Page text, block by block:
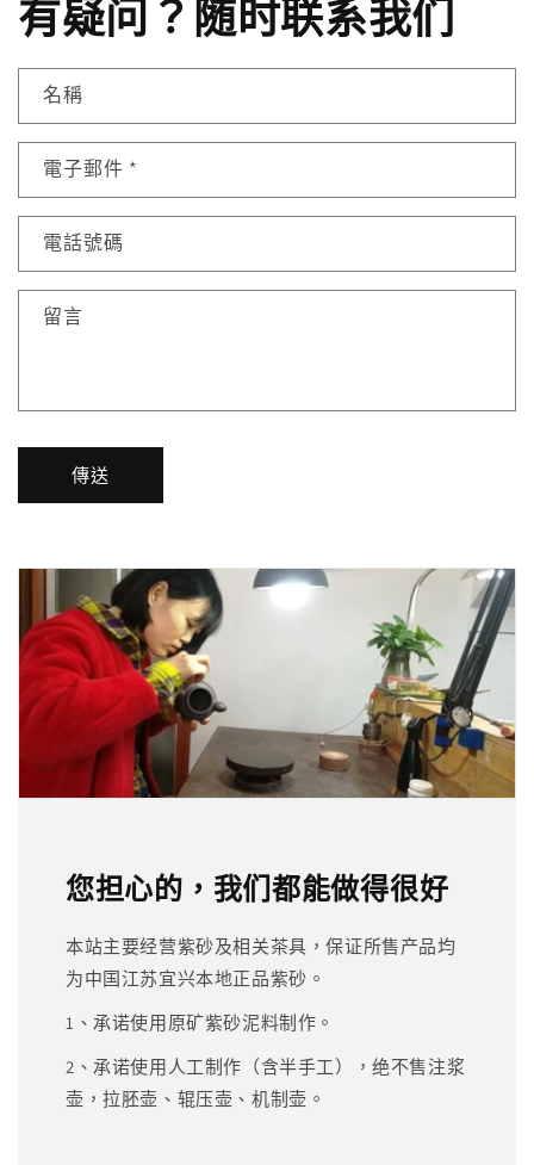
有疑问？随时联系我们
名稱
電子郵件 *
電話號碼
留言
傳送
您担心的，我们都能做得很好
本站主要经营紫砂及相关茶具，保证所售产品均
为中国江苏宜兴本地正品紫砂。
1、承诺使用原矿紫砂泥料制作。
2、承诺使用人工制作（含半手工），绝不售注浆
壶，拉胚壶、辊压壶、机制壶。